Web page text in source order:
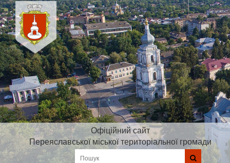
Офіційний сайт
Переяславської міської територіальної громади